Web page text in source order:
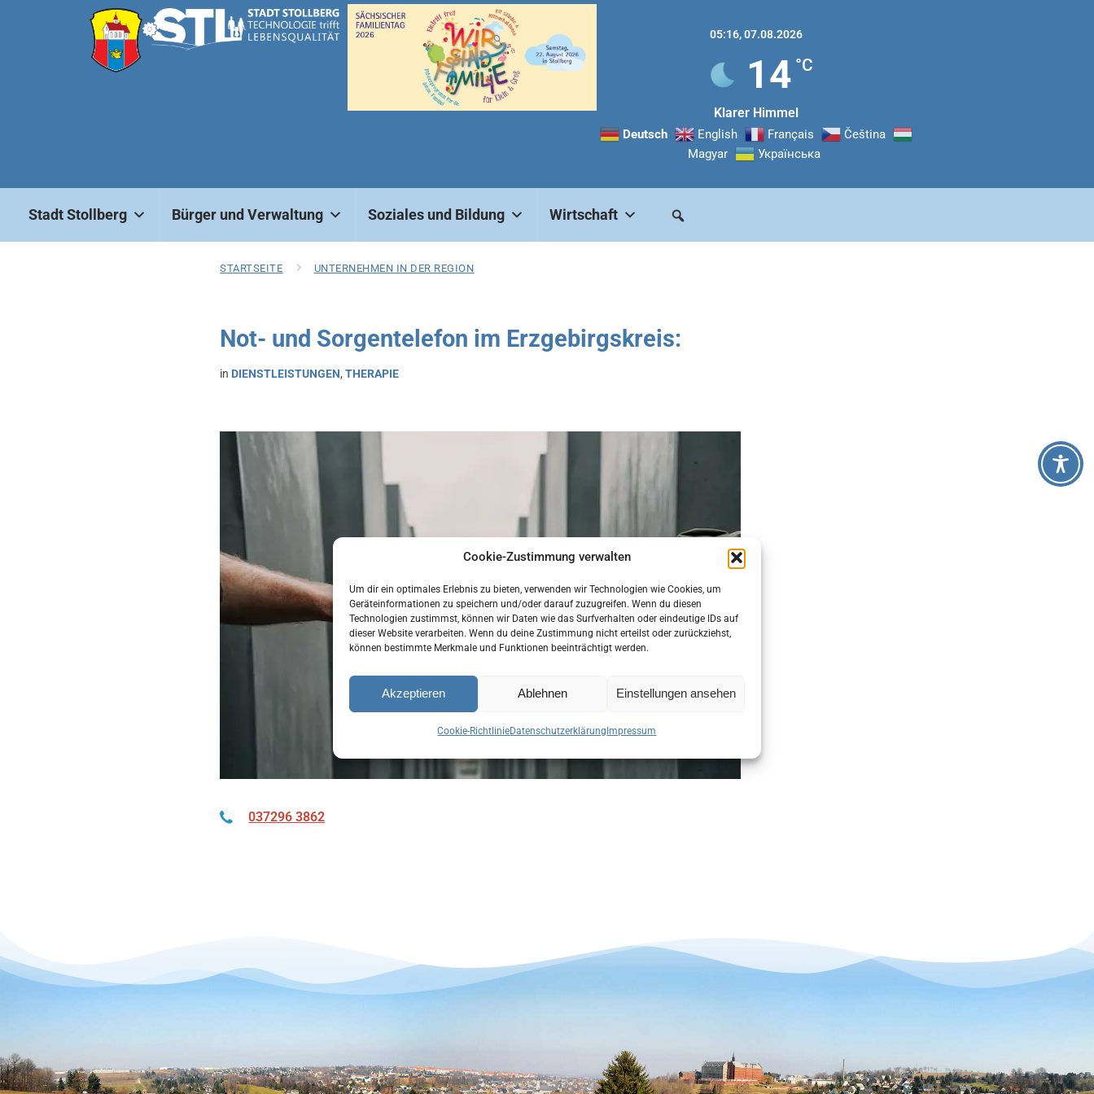
Cookie-Zustimmung verwalten
Um dir ein optimales Erlebnis zu bieten, verwenden wir Technologien wie Cookies, um
Geräteinformationen zu speichern und/oder darauf zuzugreifen. Wenn du diesen
Technologien zustimmst, können wir Daten wie das Surfverhalten oder eindeutige IDs auf
dieser Website verarbeiten. Wenn du deine Zustimmung nicht erteilst oder zurückziehst,
können bestimmte Merkmale und Funktionen beeinträchtigt werden.
Akzeptieren Ablehnen Einstellungen ansehen
Cookie-RichtlinieDatenschutzerklärungImpressum
05:16,07.08.2026
14 °C
Klarer Himmel
Deutsch English Français
Čeština‎
Magyar
Українська
Stadt Stollberg Bürger und Verwaltung Soziales und Bildung Wirtschaft
STARTSEITE UNTERNEHMEN IN DER REGION
Not- und Sorgentelefon im Erzgebirgskreis:
in DIENSTLEISTUNGEN,THERAPIE
037296 3862